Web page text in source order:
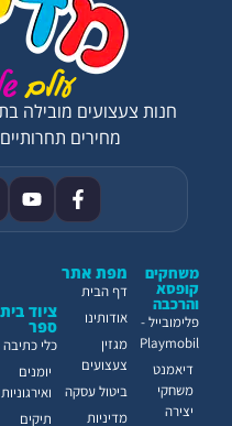
ציוד בית
ספר
כלי כתיבה
יומנים
ואירגוניות
תיקים
משחקים
קופסא
והרכבה
פלימובייל -
Playmobil
דיאמנט
משחקי
יצירה
מפת אתר
דף הבית
אודותינו
מגזין
צעצועים
ביטול עסקה
מדיניות
חנות צעצועים מובילה
מחירים